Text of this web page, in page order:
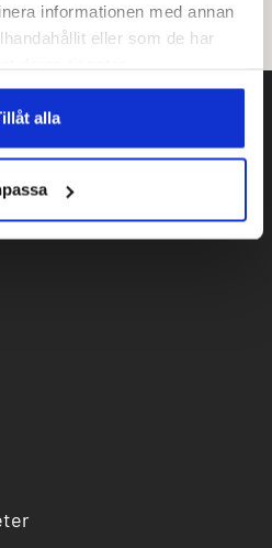
informationen med annan
eller som de har
alla